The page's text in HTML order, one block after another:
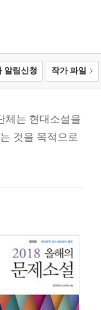
알림신청 작가 파일
체는 현대소설을
것을 목적으로